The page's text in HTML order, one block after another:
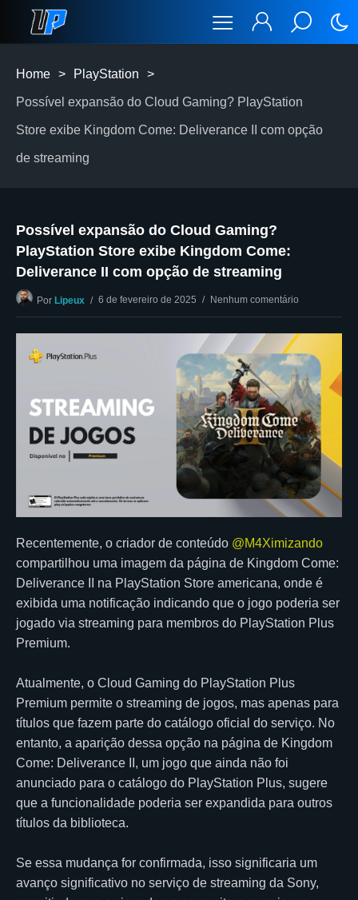
Home > PlayStation >
Possível expansão do Cloud Gaming? PlayStation
Store exibe Kingdom Come: Deliverance II com opção
de streaming
Possível expansão do Cloud Gaming?
PlayStation Store exibe Kingdom Come:
Deliverance II com opção de streaming
Por Lipeux 6 de fevereiro de 2025 Nenhum comentário
Recentemente, o criador de conteúdo @M4Ximizando
compartilhou uma imagem da página de Kingdom Come:
Deliverance II na PlayStation Store americana, onde é
exibida uma notificação indicando que o jogo poderia ser
jogado via streaming para membros do PlayStation Plus
Premium.
Atualmente, o Cloud Gaming do PlayStation Plus
Premium permite o streaming de jogos, mas apenas para
títulos que fazem parte do catálogo oficial do serviço. No
entanto, a aparição dessa opção na página de Kingdom
Come: Deliverance II, um jogo que ainda não foi
anunciado para o catálogo do PlayStation Plus, sugere
que a funcionalidade poderia ser expandida para outros
títulos da biblioteca.
Se essa mudança for confirmada, isso significaria um
avanço significativo no serviço de streaming da Sony,